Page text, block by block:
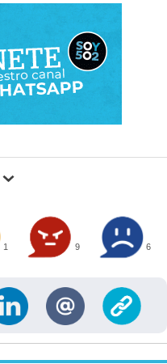
1 9 6